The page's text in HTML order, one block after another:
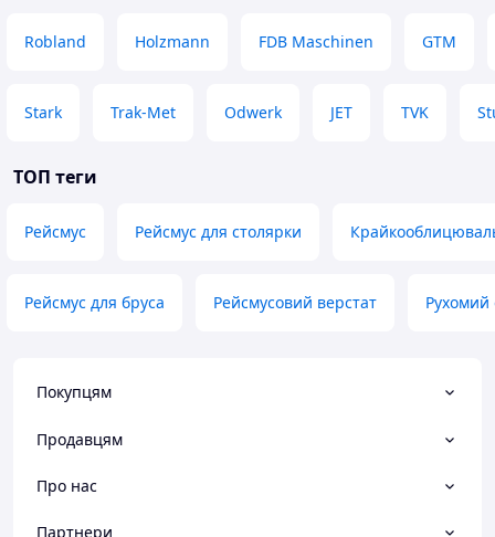
Відомий виробник сільськогосподарського обладнання
компанія ТехноМашСтрой пройшла процедуру
сертифікації
Robland Holzmann FDB Maschinen GTM
Stark Trak-Met Odwerk JET TVK
ТОП теги
Рейсмус Рейсмус для столярки
Рейсмус для бруса Рейсмусовий верстат Рухомий
Покупцям
Продавцям
Про нас
Партнери